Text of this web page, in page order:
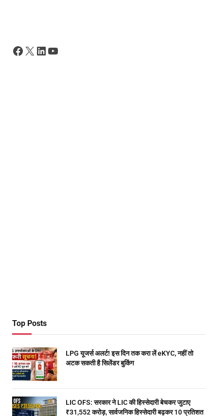
Facebook
X LinkedIn
YouTube
Top Posts
LPG यूजर्स अलर्ट! इस दिन तक करा लें eKYC, नहीं तो
अटक सकती है सिलेंडर बुकिंग
LIC OFS: सरकार ने LIC की हिस्सेदारी बेचकर जुटाए
₹31,552 करोड़, सार्वजनिक हिस्सेदारी बढ़कर 10 प्रतिशत